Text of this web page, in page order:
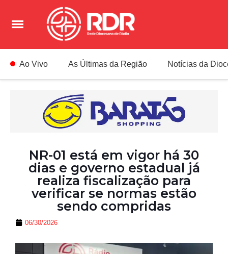
Ao Vivo As Últimas da Região Notícias da
NR-01 está em vigor há 30
dias e governo estadual já
realiza fiscalização para
verificar se normas estão
sendo compridas
06/30/2026